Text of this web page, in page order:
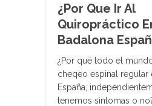
¿Por Que Ir Al
Quiropráctico
Badalona
¿Por qué todo el
cheqeo espinal regular
España,
tenemos sintomas o